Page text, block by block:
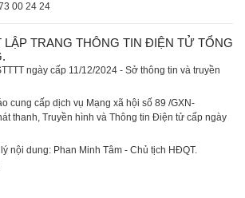
00 24 24
LẬP TRANG THÔNG TIN ĐIỆN TỬ TỔNG
ngày cấp 11/12/2024 - Sở thông tin và truyền
cung cấp dịch vụ Mạng xã hội số 89 /GXN-
thanh, Truyền hình và Thông tin Điện tử cấp ngày
nội dung: Phan Minh Tâm - Chủ tịch HĐQT.